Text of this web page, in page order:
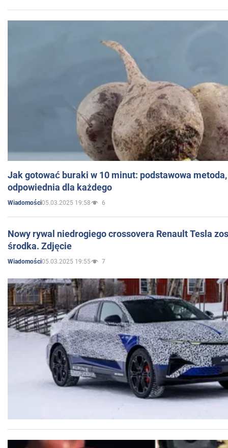
Jak gotować buraki w 10 minut: podstawowa
odpowiednia dla każdego
Wiadomości05.03.2025 19:58 6
Nowy rywal niedrogiego crossovera Renault Tesla
środka. Zdjęcie
Wiadomości05.03.2025 19:55 7